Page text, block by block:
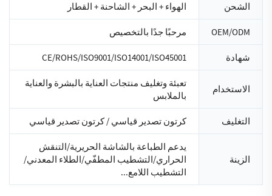
الشحن الهواء + البحر + الشاحنة + القطار
OEM/ODM مرحبًا جدًا بالتخصيص
شهادة CE/ROHS/ISO9001/ISO14001/ISO45001
الاستخدام
تعبئة وتغليف منتجات العناية بالبشرة والعناية
بالملابس
التغليف كرتون تصدير قياسي / كرتون تصدير قياسي
الزينة
يدعم الطباعة بالشاشة الحريرية/التنقش
الحراري/التشطيب المطفّي/الطلاء المعدني/
التشطيب اللامع...